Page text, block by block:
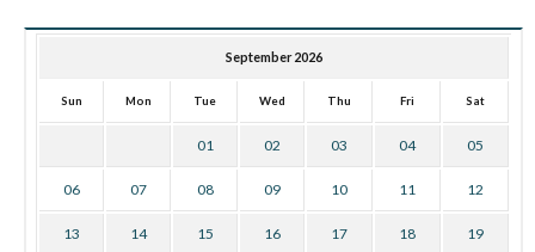
September 2026
Sun Mon Tue Wed Thu Fri Sat
01 02 03 04 05
06 07 08 09 10 11 12
13 14 15 16 17 18 19